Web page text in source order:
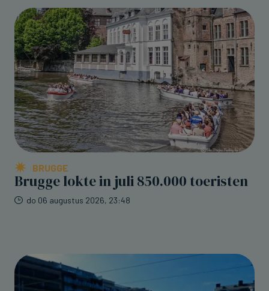
BRUGGE
Brugge lokte in juli 850.000 toeristen
do 06 augustus 2026, 23:48